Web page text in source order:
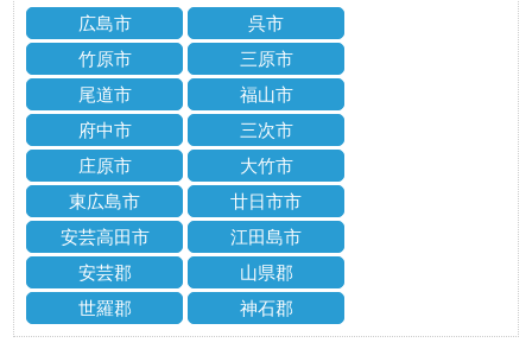
広島市
呉市
竹原市
三原市
尾道市
福山市
府中市
三次市
庄原市
大竹市
東広島市
廿日市市
安芸高田市
江田島市
安芸郡
山県郡
世羅郡
神石郡